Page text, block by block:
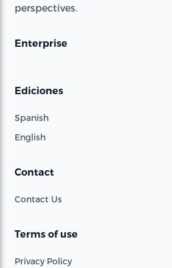
perspectives.
Enterprise
Ediciones
Spanish
English
Contact
Contact Us
Terms of use
Privacy Policy